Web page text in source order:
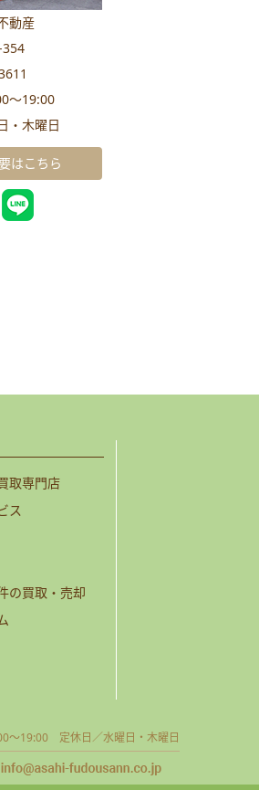
動産
～19:00
・木曜日
はこちら
取専門店
ス
の買取・売却
～19:00 定休日／水曜日・木曜日